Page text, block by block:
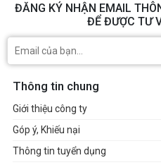
ĐĂNG KÝ NHẬN EMAIL
ĐỂ ĐƯỢC TƯ
Thông tin chung
Giới thiệu công ty
Góp ý, Khiếu nại
Thông tin tuyển dụng